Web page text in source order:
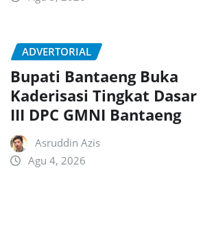
ADVERTORIAL
Bupati Bantaeng Buka
Kaderisasi Tingkat Dasar
III DPC GMNI Bantaeng
Asruddin Azis
Agu 4, 2026